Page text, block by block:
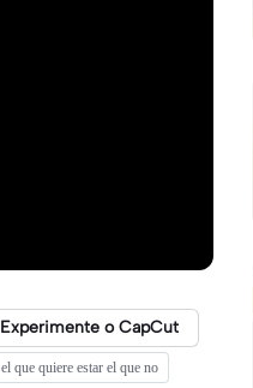
Experimente o CapCut
el que quiere estar el que no